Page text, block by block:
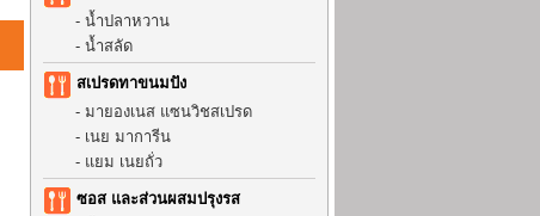
- น้ำปลาหวาน
- น้ำสลัด
สเปรดทาขนมปัง
- มายองเนส แซนวิชสเปรด
- เนย มาการีน
- แยม เนยถั่ว
ซอส และส่วนผสมปรุงรส